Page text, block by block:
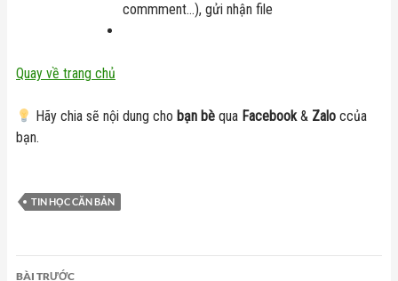
commment…), gửi nhận file
Quay về trang chủ
Hãy chia sẽ nội dung cho bạn bè qua Facebook& Zalo ccủa
bạn.
TIN HỌC CĂN BẢN
BÀI TRƯỚC